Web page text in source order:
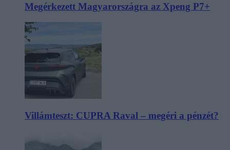
Megérkezett Magyarországra az Xpeng P7+
Villámteszt: CUPRA Raval – megéri a pénzét?